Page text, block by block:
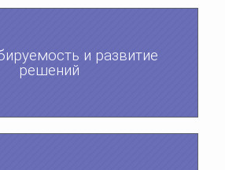
и развитие
решений